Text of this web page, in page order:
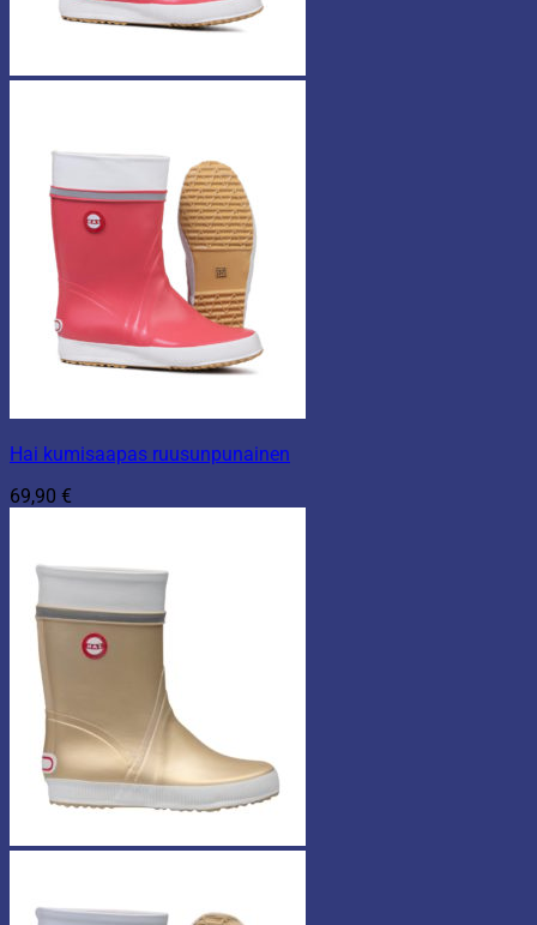
Hai kumisaapas ruusunpunainen
69,90 €